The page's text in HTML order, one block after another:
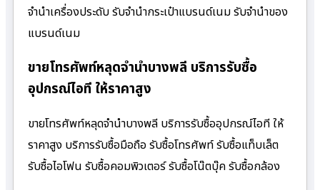
จำนำเครื่องประดับ รับจำนำกระเป๋าแบรนด์เนม รับจำนำของ
แบรนด์เนม
ขายโทรศัพท์หลุดจำนำบางพลี บริการรับซื้อ
อุปกรณ์ไอที ให้ราคาสูง
ขายโทรศัพท์หลุดจำนำบางพลี บริการรับซื้ออุปกรณ์ไอที ให้
ราคาสูง บริการรับซื้อมือถือ รับซื้อโทรศัพท์ รับซื้อแท็บเล็ต
รับซื้อไอโฟน รับซื้อคอมพิวเตอร์ รับซื้อโน๊ตบุ๊ค รับซื้อกล้อง